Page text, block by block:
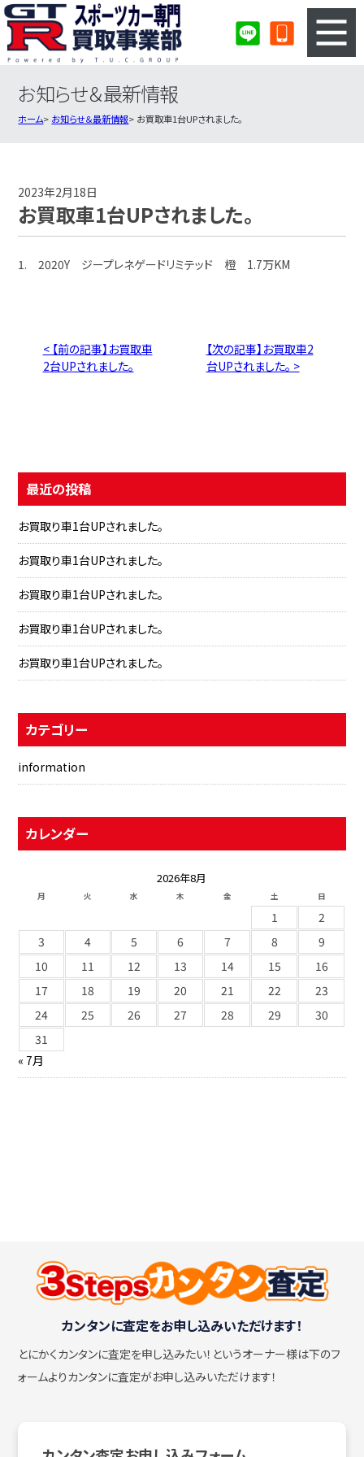
3ステップのカンタン査定
スポーツカー買取実績
お知らせ＆最新情報
ホーム お知らせ＆最新情報 お買取車1台UPされました。
2023年2月18日
お買取車1台UPされました。
1. 2020Y ジープレネゲードリミテッド 橙 1.7万KM
< 【前の記事】お買取車
2台UPされました。
【次の記事】お買取車2
台UPされました。 >
最近の投稿
お買取り車1台UPされました。
お買取り車1台UPされました。
お買取り車1台UPされました。
お買取り車1台UPされました。
お買取り車1台UPされました。
カテゴリー
information
カレンダー
2026年8月
月 火 水 木 金 土 日
1
2
3
4 5 6 7 8
9
10
11 12 13 14 15
16
17
18 19 20 21 22
23
24
25 26 27 28 29
30
31
« 7月
カンタンに査定をお申し込みいただけます！
とにかくカンタンに査定を申し込みたい！ というオーナー様は下のフ
ォームよりカンタンに査定がお申し込みいただけます！